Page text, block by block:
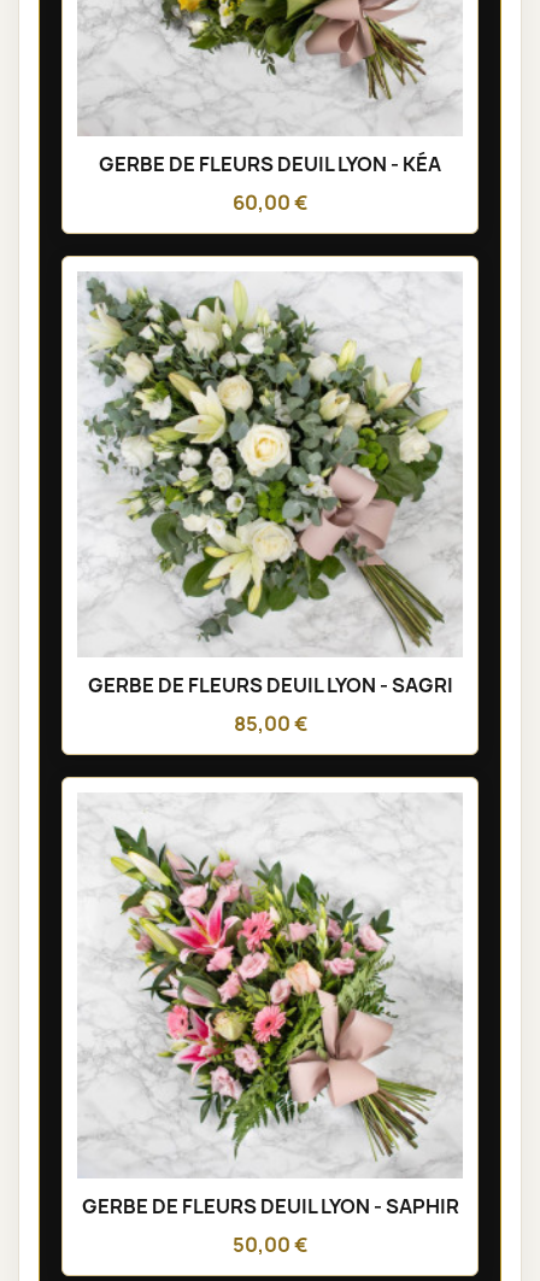
GERBE DE FLEURS DEUIL LYON - KÉA
60,00 €
GERBE DE FLEURS DEUIL LYON - SAGRI
85,00 €
GERBE DE FLEURS DEUIL LYON - SAPHIR
50,00 €